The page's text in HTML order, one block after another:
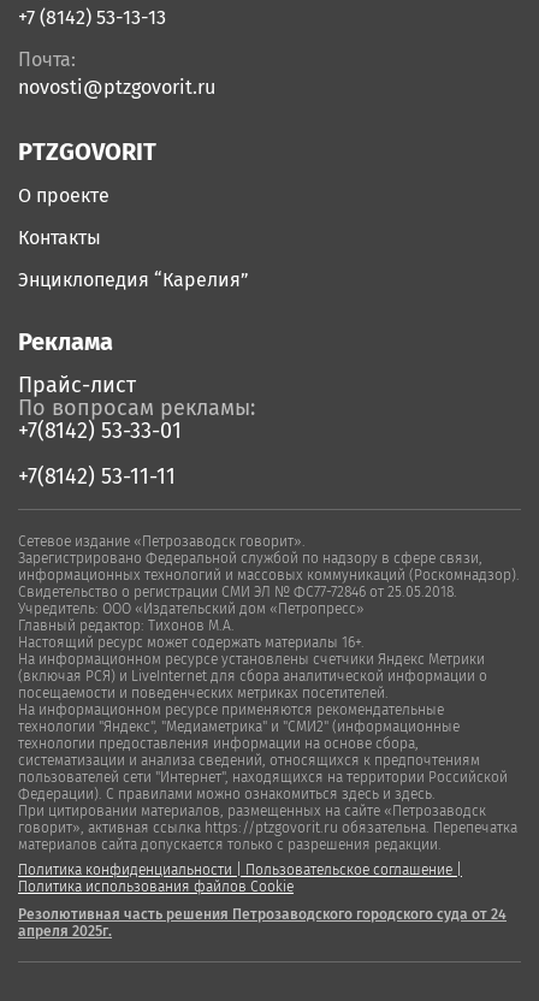
+7 (8142) 53-13-13
Почта:
novosti@ptzgovorit.ru
PTZGOVORIT
О проекте
Контакты
Энциклопедия “Карелия”
Реклама
Прайс-лист
По вопросам рекламы:
+7(8142) 53-33-01
+7(8142) 53-11-11
Сетевое издание «Петрозаводск говорит».
Зарегистрировано Федеральной службой по надзору в сфере связи,
информационных технологий и массовых коммуникаций (Роскомнадзор).
Свидетельство о регистрации СМИ ЭЛ № ФС77-72846 от 25.05.2018.
Учредитель: ООО «Издательский дом «Петропресс»
Главный редактор: Тихонов М.А.
Настоящий ресурс может содержать материалы 16+.
На информационном ресурсе установлены счетчики Яндекс Метрики
(включая РСЯ) и LiveInternet для сбора аналитической информации о
посещаемости и поведенческих метриках посетителей.
На информационном ресурсе применяются рекомендательные
технологии "Яндекс", "Медиаметрика" и "СМИ2" (информационные
технологии предоставления информации на основе сбора,
систематизации и анализа сведений, относящихся к предпочтениям
пользователей сети "Интернет", находящихся на территории Российской
Федерации). С правилами можно ознакомиться здесь и здесь.
При цитировании материалов, размещенных на сайте «Петрозаводск
говорит», активная ссылка https://ptzgovorit.ru обязательна. Перепечатка
материалов сайта допускается только с разрешения редакции.
Политика конфиденциальности
Пользовательское соглашение
Политика использования файлов Cookie
Резолютивная часть решения Петрозаводского городского суда от 24
апреля 2025г.